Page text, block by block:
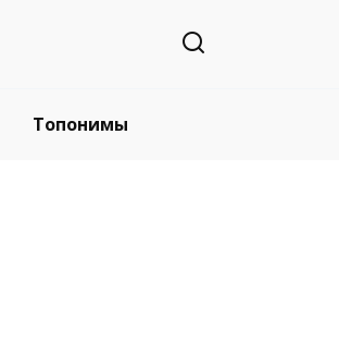
Топонимы